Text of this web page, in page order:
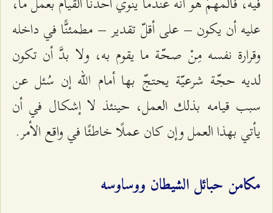
عليه أن يكون – على أقلّ تقدير – مطمئنًّا في داخله
وقرارة نفسه مِنْ صحّة ما يقوم به، ولا بدَّ أن تكون
لديه حجّة شرعيّة يحتجّ بها أمام الله إن سُئل عن
سبب قيامه بذلك العمل، حينئذ لا إشكال في أن
يأتي بهذا العمل وإن كان عملًا خاطئًا في واقع الأمر.
مكامن حبائل الشيطان ووساوسه